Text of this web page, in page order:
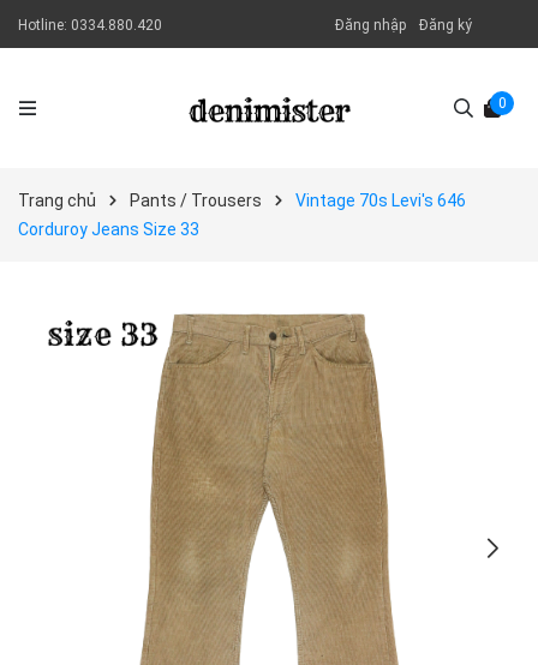
Hotline: 0334.880.420 Đăng nhập Đăng ký
0
Trang chủ Pants / Trousers
Vintage 70s Levi's 646
Corduroy Jeans Size 33